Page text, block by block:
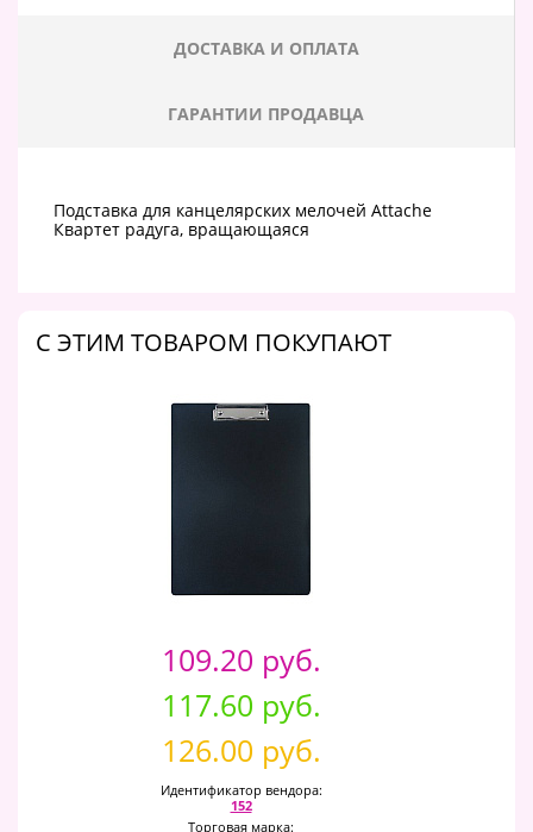
ДОСТАВКА И ОПЛАТА
ГАРАНТИИ ПРОДАВЦА
Подставка для канцелярских мелочей Attache
Квартет радуга, вращающаяся
C ЭТИМ ТОВАРОМ ПОКУПАЮТ
109.20 руб.
117.60 руб.
126.00 руб.
Идентификатор вендора:
152
Торговая марка: